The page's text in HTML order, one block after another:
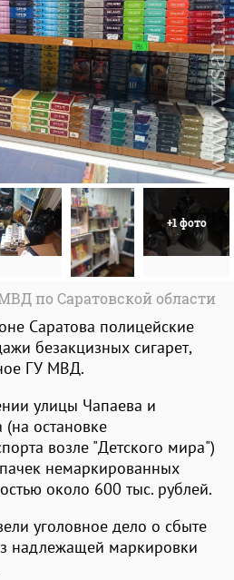
+1 фото
по Саратовской области
Саратова полицейские
безакцизных сигарет,
ГУ МВД.
улицы Чапаева и
остановке
возле "Детского мира")
немаркированных
около 600 тыс. рублей.
уголовное дело о сбыте
надлежащей маркировки